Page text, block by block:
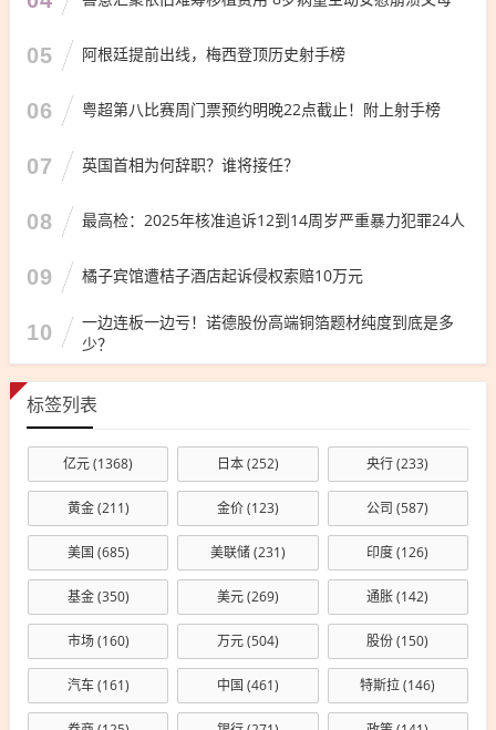
05 阿根廷提前出线，梅西登顶历史射手榜
06 粤超第八比赛周门票预约明晚22点截止！附上射手榜
07 英国首相为何辞职？谁将接任？
08 最高检：2025年核准追诉12到14周岁严重暴力犯罪24人
09 橘子宾馆遭桔子酒店起诉侵权索赔10万元
10
一边连板一边亏！诺德股份高端铜箔题材纯度到底是多
少？
标签列表
亿元(1368) 日本(252) 央行(233)
黄金(211) 金价(123) 公司 (587)
美国 (685) 美联储(231) 印度(126)
基金(350) 美元(269) 通胀(142)
市场(160) 万元(504) 股份(150)
汽车(161) 中国 (461) 特斯拉(146)